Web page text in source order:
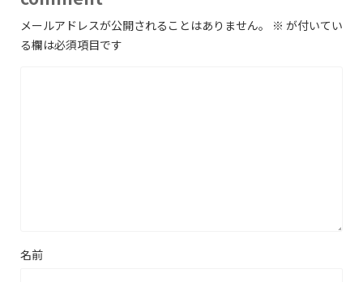
メールアドレスが公開されることはありません。 ※ が付いてい
る欄は必須項目です
名前